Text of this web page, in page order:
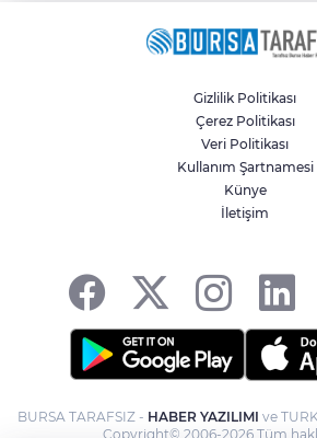
Gizlilik Politikası
Çerez Politikası
Veri Politikası
Kullanım Şartnamesi
Künye
İletişim
BURSA TARAFSIZ - HABER YAZILIMI ve
Copyright© 2006-2026 Tüm